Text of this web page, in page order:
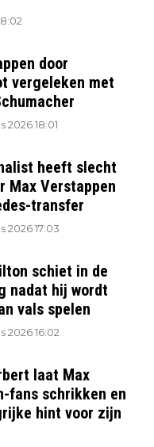
door
vergeleken met
2026 18:01
heeft slecht
Max Verstappen
transfer
2026 17:03
schiet in de
nadat hij wordt
vals spelen
2026 16:02
laat Max
fans schrikken en
hint voor zijn